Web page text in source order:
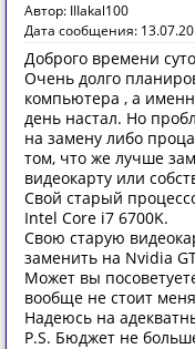
Автор: IIIakal100
Дата сообщения:
Доброго времени
Очень долго
компьютера , а
день настал. Но
на замену либо
том, что же лучше
видеокарту или
Свой старый
Intel Core i7 6700K.
Свою старую
заменить на Nvidia
Может вы
вообще не стоит
Надеюсь на
P.S. Бюджет не